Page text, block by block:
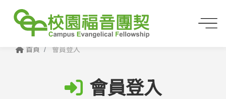
首頁 會員登入
會員登入